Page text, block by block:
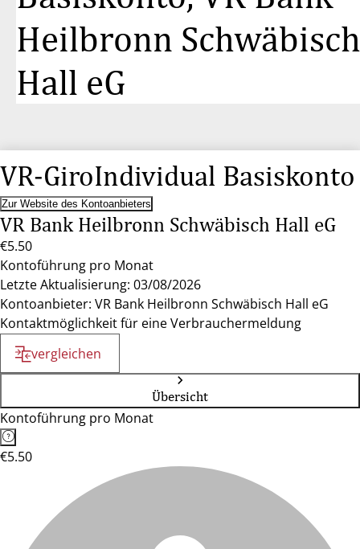
Heilbronn Schwäbisch
Hall eG
VR-GiroIndividual Basiskonto
Zur Website des Kontoanbieters
VR Bank Heilbronn Schwäbisch Hall eG
€5.50
Kontoführung pro Monat
Letzte Aktualisierung: 03/08/2026
Kontoanbieter: VR Bank Heilbronn Schwäbisch Hall eG
Kontaktmöglichkeit für eine Verbrauchermeldung
vergleichen
Übersicht
Kontoführung pro Monat
€5.50